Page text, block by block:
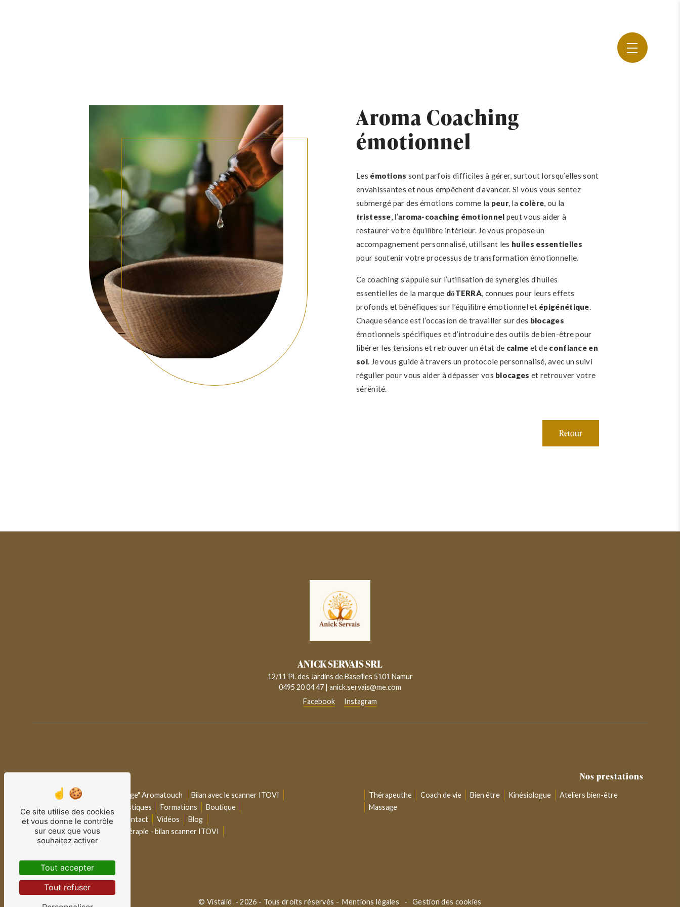
Aroma Coaching
émotionnel
Les émotions sont parfois difficiles à gérer, surtout lorsqu’elles sont
envahissantes et nous empêchent d’avancer. Si vous vous sentez
submergé par des émotions comme la peur, la colère, ou la
tristesse, l’aroma-coaching émotionnel peut vous aider à
restaurer votre équilibre intérieur. Je vous propose un
accompagnement personnalisé, utilisant les huiles essentielles
pour soutenir votre processus de transformation émotionnelle.
Ce coaching s'appuie sur l’utilisation de synergies d’huiles
essentielles de la marque dōTERRA, connues pour leurs effets
profonds et bénéfiques sur l’équilibre émotionnel et épigénétique.
Chaque séance est l’occasion de travailler sur des blocages
émotionnels spécifiques et d’introduire des outils de bien-être pour
libérer les tensions et retrouver un état de calme et de confiance en
soi. Je vous guide à travers un protocole personnalisé, avec un suivi
régulier pour vous aider à dépasser vos blocages et retrouver votre
sérénité.
Retour
ANICK SERVAIS SRL
12/11 Pl. des Jardins de Baseilles 5101 Namur
0495 20 04 47 | anick.servais@me.com
Facebook
Instagram
Accueil Coaching "Massage" Aromatouch
Bilan avec le scanner ITOVI
Consultations - séances holistiques
Formations
Boutique
Calendriers des ateliers
Contact Vidéos
Blog
Conseil bien-être & aromathérapie - bilan scanner ITOVI
Nos prestations
Thérapeuthe Coach de vie Bien être Kinésiologue
Ateliers bien-être
Massage
©Vistalid - 2026 - Tous droits réservés - Mentions légales - Gestion des cookies
Ce site utilise des cookies
et vous donne le contrôle
sur ceux que vous
souhaitez activer
Tout accepter
Tout refuser